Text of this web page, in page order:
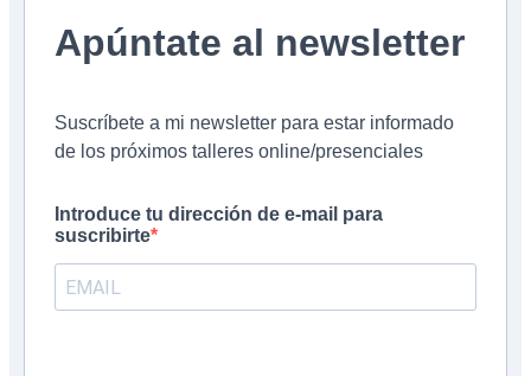
Apúntate al newsletter
Suscríbete a mi newsletter para estar informado
de los próximos talleres online/presenciales
Introduce tu dirección de e-mail para
suscribirte